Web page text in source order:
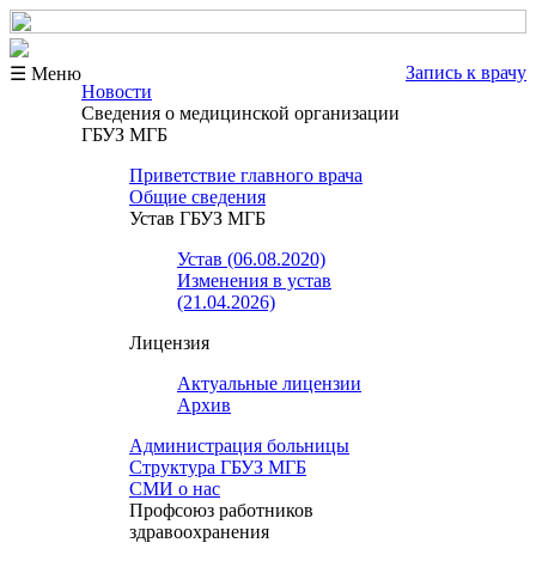
☰ Меню
Запись к врачу
Новости
Сведения о медицинской организации
ГБУЗ МГБ
Приветствие главного врача
Общие сведения
Устав ГБУЗ МГБ
Устав (06.08.2020)
Изменения в устав
(21.04.2026)
Лицензия
Актуальные лицензии
Архив
Администрация больницы
Структура ГБУЗ МГБ
СМИ о нас
Профсоюз работников
здравоохранения